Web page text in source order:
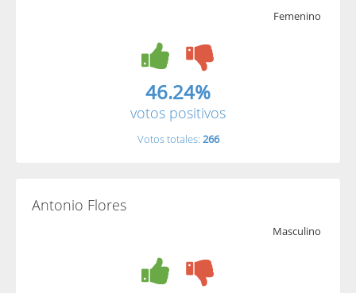
Femenino
46.24%
votos positivos
Votos totales: 266
Antonio Flores
Masculino